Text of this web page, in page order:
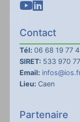
Contact
Tél: 06 68 19 77
SIRET: 533 970
Email:
Lieu: Caen
Partenaire